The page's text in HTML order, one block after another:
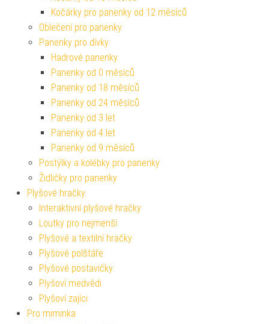
Kočárky pro panenky od 12 měsíců
Oblečení pro panenky
Panenky pro dívky
Hadrové panenky
Panenky od 0 měsíců
Panenky od 18 měsíců
Panenky od 24 měsíců
Panenky od 3 let
Panenky od 4 let
Panenky od 9 měsíců
Postýlky a kolébky pro panenky
Židličky pro panenky
Plyšové hračky
Interaktivní plyšové hračky
Loutky pro nejmenší
Plyšové a textilní hračky
Plyšové polštáře
Plyšové postavičky
Plyšoví medvědi
Plyšoví zajíci
Pro miminka